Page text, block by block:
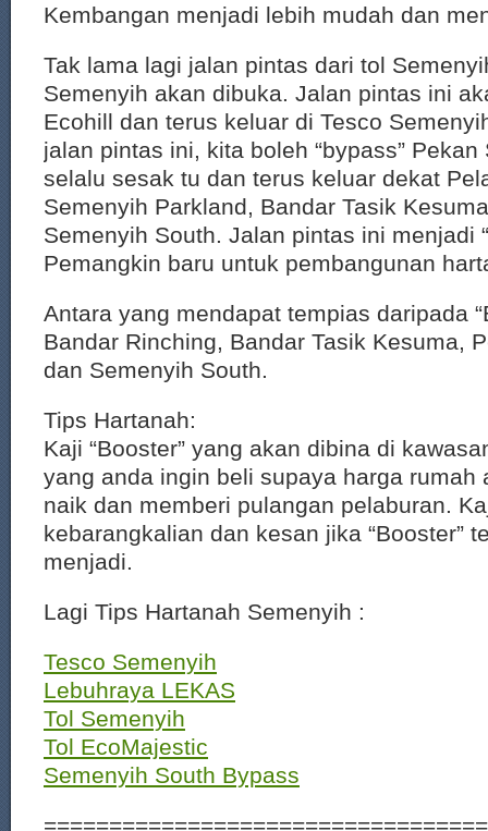
Kembangan menjadi lebih mudah dan
Tak lama lagi jalan pintas dari tol
Semenyih akan dibuka. Jalan pintas ini
Ecohill dan terus keluar di Tesco
jalan pintas ini, kita boleh “bypass”
selalu sesak tu dan terus keluar dekat
Semenyih Parkland, Bandar Tasik
Semenyih South. Jalan pintas ini menjadi
Pemangkin baru untuk pembangunan
Antara yang mendapat tempias daripada
Bandar Rinching, Bandar Tasik Kesuma,
dan Semenyih South.
Tips Hartanah:
Kaji “Booster” yang akan dibina di
yang anda ingin beli supaya harga rumah
naik dan memberi pulangan pelaburan.
kebarangkalian dan kesan jika “Booster”
menjadi.
Lagi Tips Hartanah Semenyih :
Tesco Semenyih
Lebuhraya LEKAS
Tol Semenyih
Tol EcoMajestic
Semenyih South Bypass